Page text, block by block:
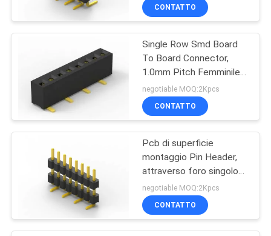
COMPANY
NEWS
MAPPA
SITO
PRIVACY
POLICY
Assemblaggio di
cavi a nastro piatto
Connettore della
morsettiera
63
CONTATTO
Single Row Smd Board
To Board Connector,
1.0mm Pitch Femminile
Femminile Socket di
Testa
negotiable MOQ:2Kpcs
CONTATTO
Pcb di superficie
montaggio Pin Header,
attraverso foro singolo
fila 2 mm Header
connettore
negotiable MOQ:2Kpcs
CONTATTO